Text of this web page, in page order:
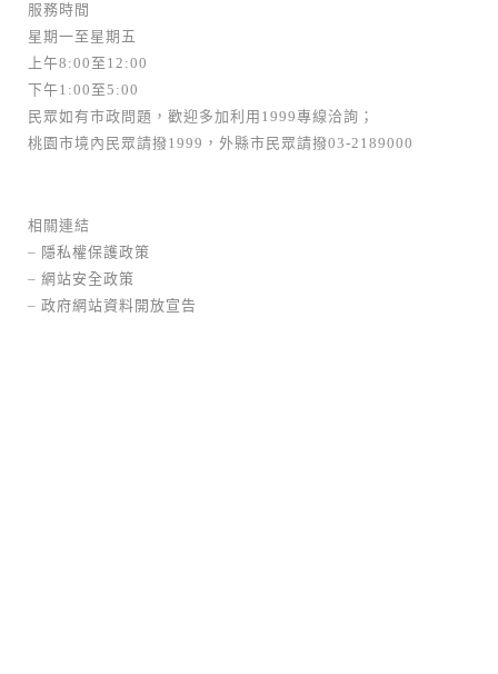
服務時間
星期一至星期五
上午8:00至12:00
下午1:00至5:00
民眾如有市政問題，歡迎多加利用1999專線洽詢；
桃園市境內民眾請撥1999，外縣市民眾請撥03-2189000
相關連結
– 隱私權保護政策
– 網站安全政策
– 政府網站資料開放宣告